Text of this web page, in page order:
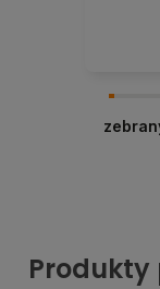
Produkty